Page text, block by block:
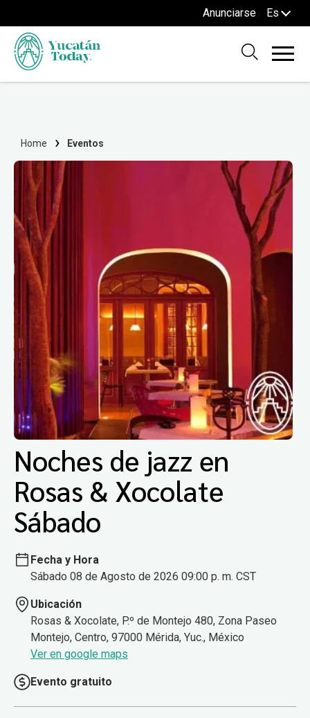
Anunciarse Es
Home Eventos
Noches de jazz en
Rosas & Xocolate
Sábado
Fecha y Hora
Sábado 08 de Agosto de 2026 09:00 p. m. CST
Ubicación
Rosas & Xocolate, P.º de Montejo 480, Zona Paseo
Montejo, Centro, 97000 Mérida, Yuc., México
Ver en google maps
Evento gratuito